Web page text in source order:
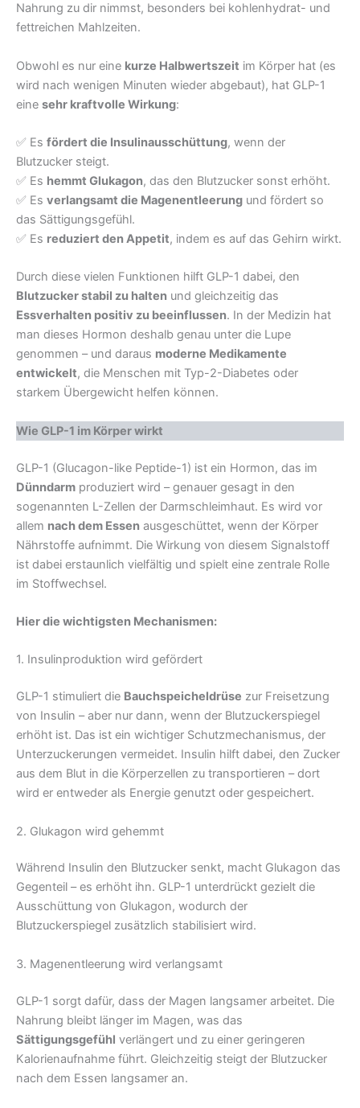
Nahrung zu dir nimmst, besonders bei kohlenhydrat- und
fettreichen Mahlzeiten.
Obwohl es nur eine kurze Halbwertszeit im Körper hat (es
wird nach wenigen Minuten wieder abgebaut), hat GLP-1
eine sehr kraftvolle Wirkung:
✅ Es fördert die Insulinausschüttung, wenn der
Blutzucker steigt.
✅ Es hemmt Glukagon, das den Blutzucker sonst erhöht.
✅ Es verlangsamt die Magenentleerung und fördert so
das Sättigungsgefühl.
✅ Es reduziert den Appetit, indem es auf das Gehirn wirkt.
Durch diese vielen Funktionen hilft GLP-1 dabei, den
Blutzucker stabil zu halten und gleichzeitig das
Essverhalten positiv zu beeinflussen. In der Medizin hat
man dieses Hormon deshalb genau unter die Lupe
genommen – und daraus moderne Medikamente
entwickelt, die Menschen mit Typ-2-Diabetes oder
starkem Übergewicht helfen können.
Wie GLP-1 im Körper wirkt
GLP-1 (Glucagon-like Peptide-1) ist ein Hormon, das im
Dünndarm produziert wird – genauer gesagt in den
sogenannten L-Zellen der Darmschleimhaut. Es wird vor
allem nach dem Essen ausgeschüttet, wenn der Körper
Nährstoffe aufnimmt. Die Wirkung von diesem Signalstoff
ist dabei erstaunlich vielfältig und spielt eine zentrale Rolle
im Stoffwechsel.
Hier die wichtigsten Mechanismen:
1. Insulinproduktion wird gefördert
GLP-1 stimuliert die Bauchspeicheldrüse zur Freisetzung
von Insulin – aber nur dann, wenn der Blutzuckerspiegel
erhöht ist. Das ist ein wichtiger Schutzmechanismus, der
Unterzuckerungen vermeidet. Insulin hilft dabei, den Zucker
aus dem Blut in die Körperzellen zu transportieren – dort
wird er entweder als Energie genutzt oder gespeichert.
2. Glukagon wird gehemmt
Während Insulin den Blutzucker senkt, macht Glukagon das
Gegenteil – es erhöht ihn. GLP-1 unterdrückt gezielt die
Ausschüttung von Glukagon, wodurch der
Blutzuckerspiegel zusätzlich stabilisiert wird.
3. Magenentleerung wird verlangsamt
GLP-1 sorgt dafür, dass der Magen langsamer arbeitet. Die
Nahrung bleibt länger im Magen, was das
Sättigungsgefühl verlängert und zu einer geringeren
Kalorienaufnahme führt. Gleichzeitig steigt der Blutzucker
nach dem Essen langsamer an.